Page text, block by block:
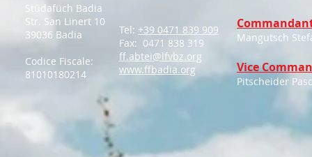
Stüdafüch Badia
Str. San Linert 10
39036 Badia
Codice Fiscale:
81010180214
Tel: +39 0471 839 909
Fax: 0471 838 319
ff.abtei@lfvbz.org
www.ffbadia.org
Mangutsch
Vice
Pitscheider